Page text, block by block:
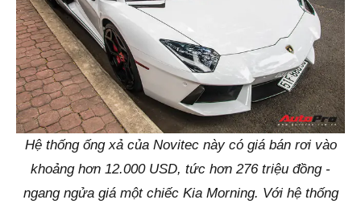
Hệ thống ống xả của Novitec này có giá bán rơi vào
khoảng hơn 12.000 USD, tức hơn 276 triệu đồng -
ngang ngửa giá một chiếc Kia Morning. Với hệ thống